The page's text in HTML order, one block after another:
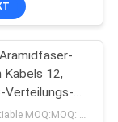
12,
Verteilungs-
Price : Negotiable MOQ:MOQ: 1000meter